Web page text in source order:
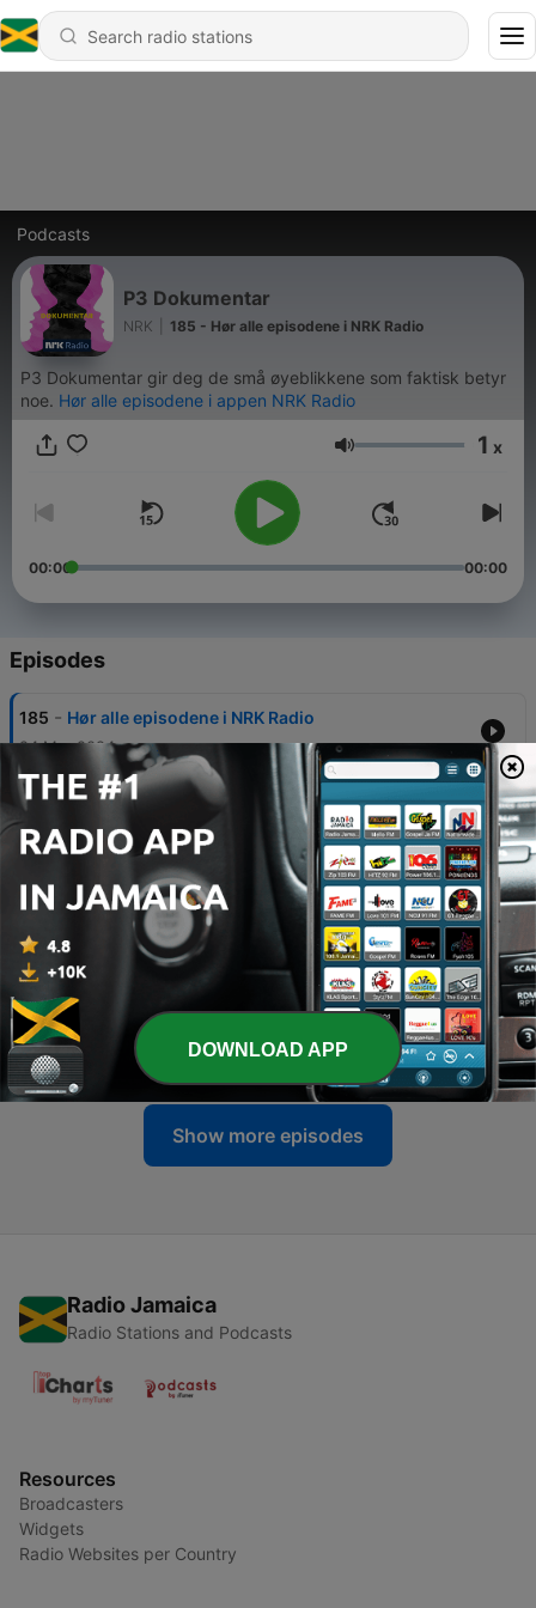
Podcasts
P3 Dokumentar
NRK 185 - Hør alle episodene i NRK Radio
P3 Dokumentar gir deg de små øyeblikkene som faktisk betyr
noe. Hør alle episodene i appen NRK Radio
Volume 1 x
00:00 00:00
Episodes
185 - Hør alle episodene i NRK Radio
24 Mar 2024
184 - Hør alle episodene i appen NRK Radio
Fenomenet Greta Thunberg: Hvem er hun? (1:4)
13 Apr 2020
176 - Gåten Keiko (1:4)
02 Feb 2020
172 - En helt vanlig familie (1:3)
06 Jan 2020
Show more episodes
Radio Jamaica
Radio Stations and Podcasts
Resources
Broadcasters
Widgets
Radio Websites per Country
DOWNLOAD APP